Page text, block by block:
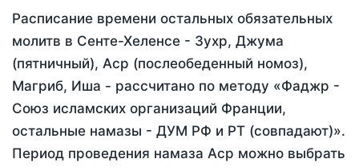
Расписание времени остальных обязательных
молитв в Сенте-Хеленсе - Зухр, Джума
(пятничный), Аср (послеобеденный номоз),
Магриб, Иша - рассчитано по методу «Фаджр -
Союз исламских организаций Франции,
остальные намазы - ДУМ РФ и РТ (совпадают)».
Период проведения намаза Аср можно выбрать